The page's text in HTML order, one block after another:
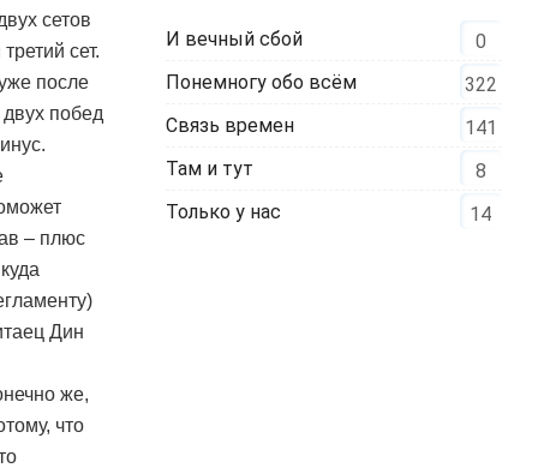
сетов
сет.
после
побед
– плюс
Дин
же,
что
И вечный сбой
0
Понемногу обо всём
322
Связь времен
141
Там и тут
8
Только у нас
14